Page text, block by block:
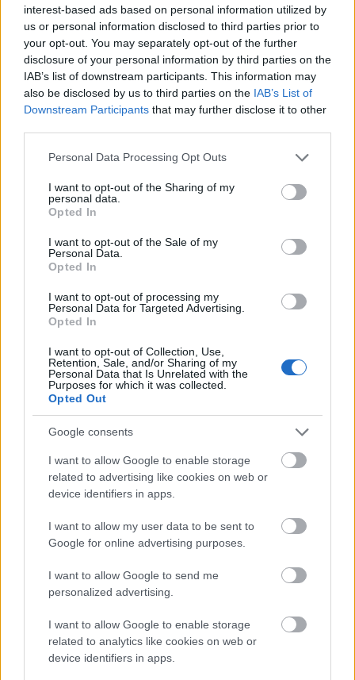
interest-based ads based on personal information utilized by
us or personal information disclosed to third parties prior to
your opt-out. You may separately opt-out of the further
disclosure of your personal information by third parties on the
IAB’s list of downstream participants. This information may
also be disclosed by us to third parties on the IAB’s List of
Downstream Participants that may further disclose it to other
Please note that this website/app uses one or more Google
not limited to your visit or usage behaviour. You may click to
grant or deny consent to Google and its third-party tags to
use your data for below specified purposes in below Google
consent section.
Personal Data Processing Opt Outs
I want to opt-out of the Sharing of my
personal data.
Opted In
I want to opt-out of the Sale of my
Personal Data.
Opted In
I want to opt-out of processing my
Personal Data for Targeted Advertising.
Opted In
I want to opt-out of Collection, Use,
Retention, Sale, and/or Sharing of my
Personal Data that Is Unrelated with the
Purposes for which it was collected.
Opted Out
Google consents
I want to allow Google to enable storage
related to advertising like cookies on web or
device identifiers in apps.
I want to allow my user data to be sent to
Google for online advertising purposes.
I want to allow Google to send me
personalized advertising.
I want to allow Google to enable storage
related to analytics like cookies on web or
device identifiers in apps.
Magyarországon egyelőre még nincs egy
olyan intézményesített hálózat, mint
Ausztriában, ami aktívan segítené a KKV-k
átállását a megújuló energiaforrásokra.
kétharmadáért felelős szektor magas
energiaintenzitása miatt kiemelt figyelmet
érdemel a zöldátmenet folyamatában.
Szakértők a zöld energiára váltás
lehetőségeit és akadályait boncolgatták a
Magyar Közgazdasági Társaság fórumán.
A KKV-k aránya kifejezetten magas az olyan
szektorokban, amelyek különösen magas
karbonlábnyommal rendelkeznek, mint
például az építőipar, a mezőgazdaság és a
kiskereskedelem.
A KKV-k magas karbonlábnyoma részben a
saját energiafelhasználásuknak, részben a
vásárolt elektromos energia, vagy szállítási
szolgálatoknak tudható be. Így a KKV-k
zöldítése különösen fontos a zöldátmenet